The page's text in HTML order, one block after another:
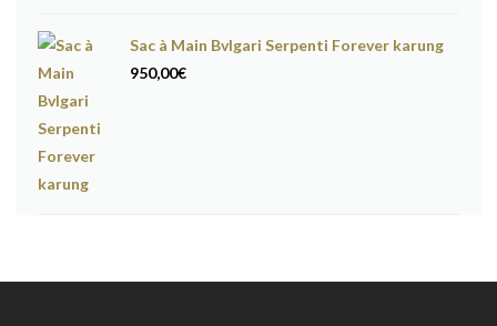
Sac à Main Bvlgari Serpenti Forever karung
950,00€